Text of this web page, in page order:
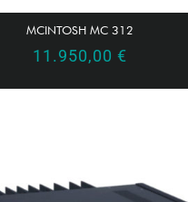
MCINTOSH MC 312
11.950,00 €